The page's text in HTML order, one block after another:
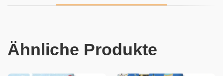
Ähnliche Produkte